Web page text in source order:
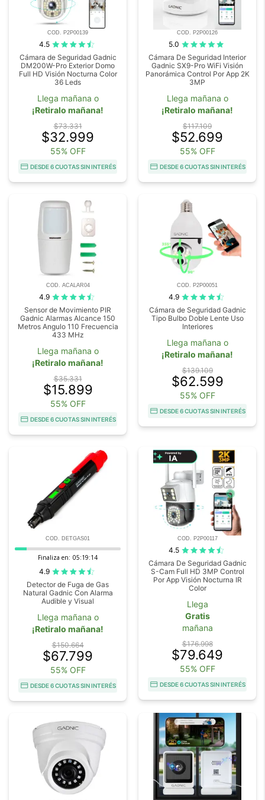
COD. P2P00139
4.5
Cámara de Seguridad Gadnic
DM200W-Pro Exterior Domo
Full HD Visión Nocturna Color
36 Leds
Llega mañana o
¡Retiralo mañana!
$73.331
$32.999
55% OFF
DESDE 6 CUOTAS SIN INTERÉS
COD. P2P00126
5.0
Cámara De Seguridad Interior
Gadnic SX9-Pro WiFi Visión
Panorámica Control Por App 2K
3MP
Llega mañana o
¡Retiralo mañana!
$117.109
$52.699
55% OFF
DESDE 6 CUOTAS SIN INTERÉS
COD. ACALAR04
4.9
Sensor de Movimiento PIR
Gadnic Alarmas Alcance 150
Metros Angulo 110 Frecuencia
433 MHz
Llega mañana o
¡Retiralo mañana!
$35.331
$15.899
55% OFF
DESDE 6 CUOTAS SIN INTERÉS
COD. P2P00051
4.9
Cámara de Seguridad Gadnic
Tipo Bulbo Doble Lente Uso
Interiores
Llega mañana o
¡Retiralo mañana!
$139.109
$62.599
55% OFF
DESDE 6 CUOTAS SIN INTERÉS
COD. DETGAS01
Finaliza en: 05:19:14
4.9
Detector de Fuga de Gas
Natural Gadnic Con Alarma
Audible y Visual
Llega mañana o
¡Retiralo mañana!
$150.664
$67.799
55% OFF
DESDE 6 CUOTAS SIN INTERÉS
COD. P2P00117
4.5
Cámara De Seguridad Gadnic
S-Cam Full HD 3MP Control
Por App Visión Nocturna IR
Color
Llega
Gratis
mañana
$176.998
$79.649
55% OFF
DESDE 6 CUOTAS SIN INTERÉS